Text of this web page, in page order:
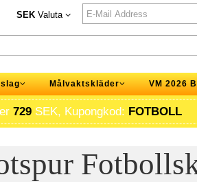
SEK Valuta
Målvaktskläder VM 2026
729 SEK, Kupongkod: FOTBOLL